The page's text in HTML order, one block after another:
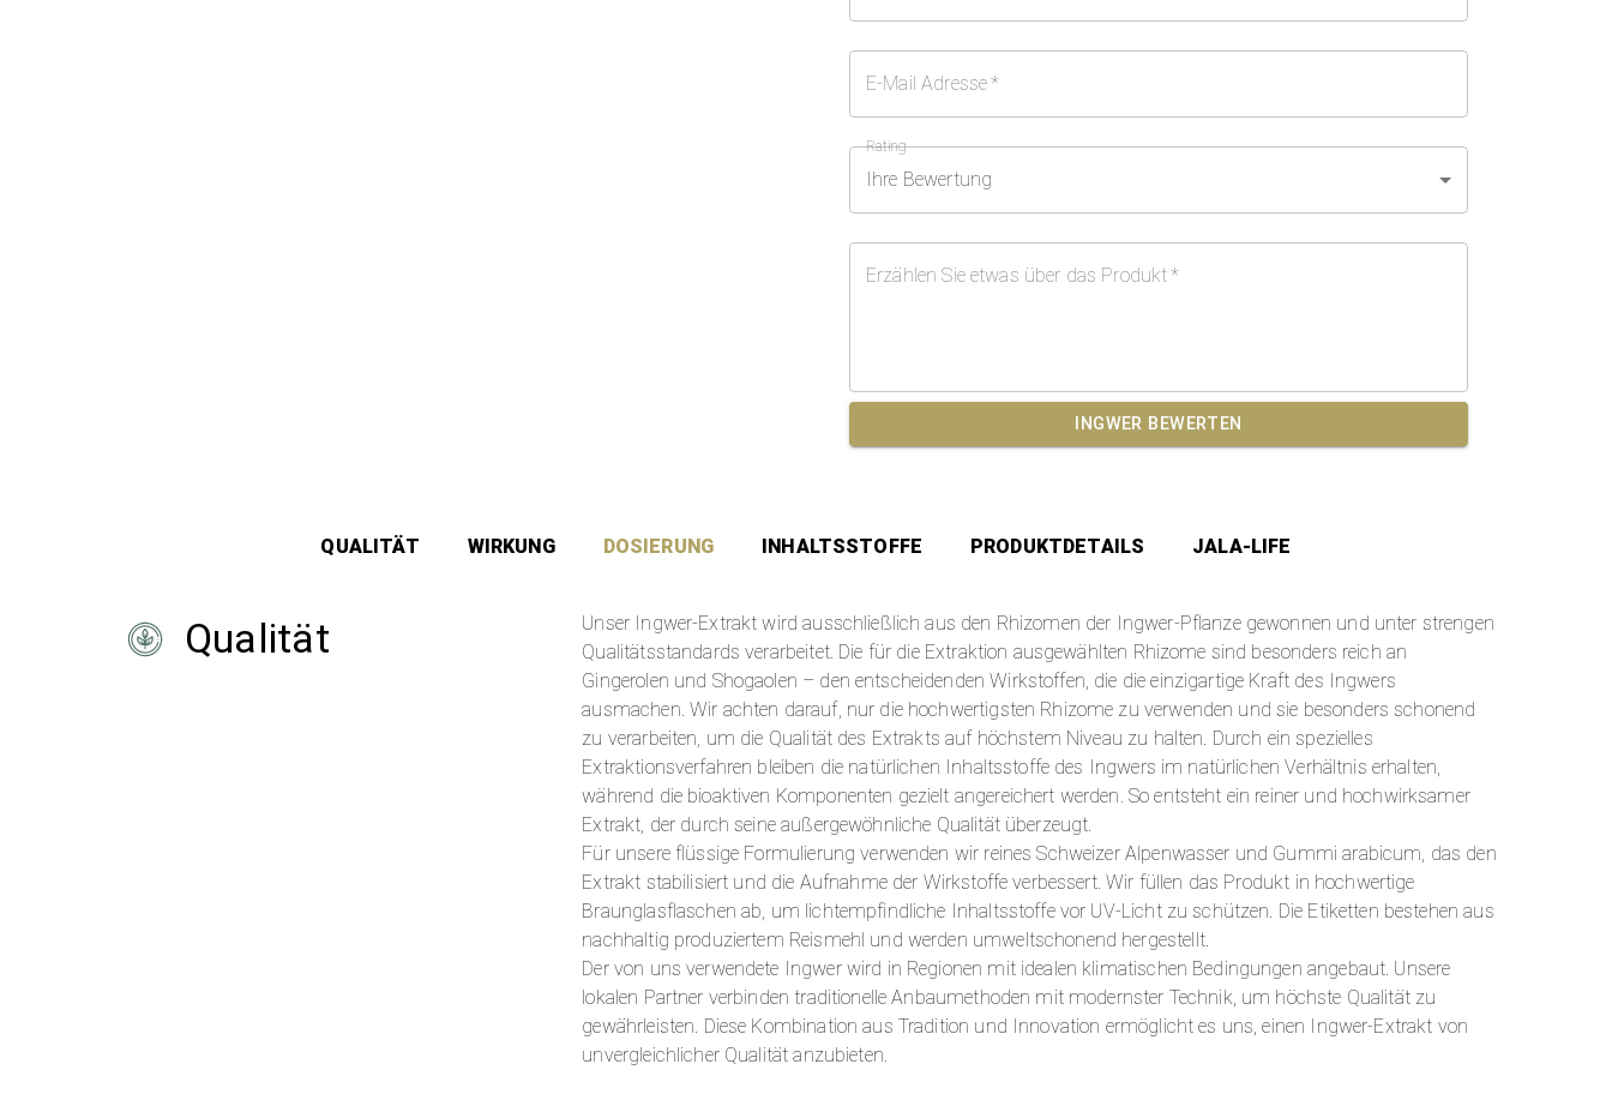
E-Mail Adresse*
Rating
Ihre Bewertung
Erzählen Sie etwas über das Produkt*
INGWER BEWERTEN
QUALITÄT WIRKUNG DOSIERUNG INHALTSSTOFFE PRODUKTDETAILS JALA-LIFE
Qualität
Unser Ingwer-Extrakt wird ausschließlich aus den Rhizomen der Ingwer-Pflanze gewonnen und unter strengen
Qualitätsstandards verarbeitet. Die für die Extraktion ausgewählten Rhizome sind besonders reich an
Gingerolen und Shogaolen – den entscheidenden Wirkstoffen, die die einzigartige Kraft des Ingwers
ausmachen. Wir achten darauf, nur die hochwertigsten Rhizome zu verwenden und sie besonders schonend
zu verarbeiten, um die Qualität des Extrakts auf höchstem Niveau zu halten. Durch ein spezielles
Extraktionsverfahren bleiben die natürlichen Inhaltsstoffe des Ingwers im natürlichen Verhältnis erhalten,
während die bioaktiven Komponenten gezielt angereichert werden. So entsteht ein reiner und hochwirksamer
Extrakt, der durch seine außergewöhnliche Qualität überzeugt.
Für unsere flüssige Formulierung verwenden wir reines Schweizer Alpenwasser und Gummi arabicum, das den
Extrakt stabilisiert und die Aufnahme der Wirkstoffe verbessert. Wir füllen das Produkt in hochwertige
Braunglasflaschen ab, um lichtempfindliche Inhaltsstoffe vor UV-Licht zu schützen. Die Etiketten bestehen aus
nachhaltig produziertem Reismehl und werden umweltschonend hergestellt.
Der von uns verwendete Ingwer wird in Regionen mit idealen klimatischen Bedingungen angebaut. Unsere
lokalen Partner verbinden traditionelle Anbaumethoden mit modernster Technik, um höchste Qualität zu
gewährleisten. Diese Kombination aus Tradition und Innovation ermöglicht es uns, einen Ingwer-Extrakt von
unvergleichlicher Qualität anzubieten.